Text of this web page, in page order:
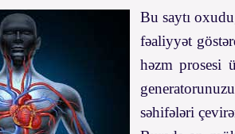
Bu saytı
fəaliyyət
həzm prosesi
səhifələri